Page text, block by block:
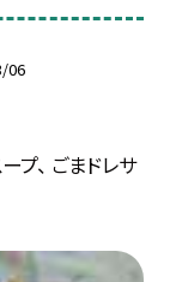
06
プ、 ごまドレサ